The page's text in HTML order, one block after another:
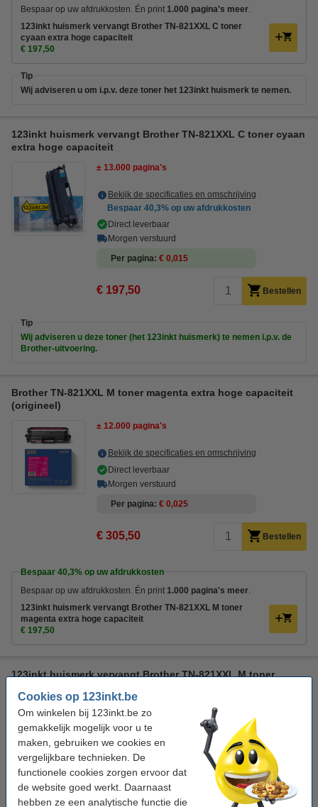
Cookies op 123inkt.be
Om winkelen bij 123inkt.be zo
gemakkelijk mogelijk voor u te
maken, gebruiken we cookies en
vergelijkbare technieken. De
functionele cookies zorgen ervoor dat
de website goed werkt. Daarnaast
hebben ze een analytische functie die
Bespaar op uw afdrukkosten. Én print 1.000 pagina's meer.
123inkt huismerk vervangt Brother TN-821XXL C toner
cyaan extra hoge capaciteit
€ 197,50
Tip
Wij adviseren u om i.p.v. deze toner het 123inkt huismerk te nemen.
123inkt huismerk vervangt Brother TN-821XXL C toner cyaan
extra hoge capaciteit
± 13.000 pagina's
Bekijk de specificaties en omschrijving
Bespaar 40,3% op uw afdrukkosten
Direct leverbaar
Morgen verstuurd
Per pagina € 0,015
€ 197,50 Bestellen
Tip
Wij adviseren u deze toner (het 123inkt huismerk) te nemen i.p.v. de
Brother-uitvoering.
Brother TN-821XXL M toner magenta extra hoge capaciteit
(origineel)
± 12.000 pagina's
Bekijk de specificaties en omschrijving
Direct leverbaar
Morgen verstuurd
Per pagina € 0,025
€ 305,50 Bestellen
Bespaar 40,3% op uw afdrukkosten
Bespaar op uw afdrukkosten. Én print 1.000 pagina's meer.
123inkt huismerk vervangt Brother TN-821XXL M toner
magenta extra hoge capaciteit
€ 197,50
123inkt huismerk vervangt Brother TN-821XXL M toner
± 13.000 pagina's
Bekijk de specificaties en omschrijving
Bespaar40,3%
op uw afdrukkosten
Morgen verstuurd
Per pagina € 0,015